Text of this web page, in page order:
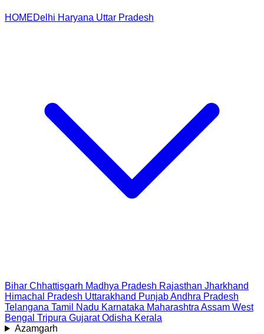
HOMEDelhi Haryana Uttar Pradesh
Bihar Chhattisgarh Madhya Pradesh Rajasthan Jharkhand
Himachal Pradesh Uttarakhand PunjabAndhra Pradesh
Telangana Tamil Nadu Karnataka Maharashtra Assam West
Bengal Tripura Gujarat Odisha Kerala
Azamgarh